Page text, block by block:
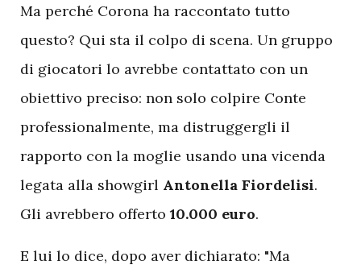
Ma perché Corona ha raccontato tutto
questo? Qui sta il colpo di scena. Un gruppo
di giocatori lo avrebbe contattato con un
obiettivo preciso: non solo colpire Conte
professionalmente, ma distruggergli il
rapporto con la moglie usando una vicenda
legata alla showgirl Antonella Fiordelisi.
Gli avrebbero offerto 10.000 euro.
E lui lo dice, dopo aver dichiarato: "Ma